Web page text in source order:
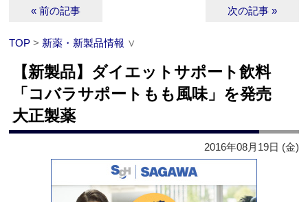
« 前の記事 次の記事 »
TOP > 新薬・新製品情報 ∨
【新製品】ダイエットサポート飲料
「コバラサポートもも風味」を発売
大正製薬
2016年08月19日 (金)